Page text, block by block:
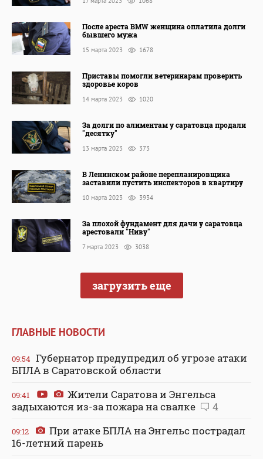
После ареста BMW женщина оплатила долги
бывшего мужа
15 марта 2023 1678
Приставы помогли ветеринарам проверить
здоровье коров
14 марта 2023 1020
За долги по алиментам у саратовца продали
"десятку"
13 марта 2023 373
В Ленинском районе перепланировщика
заставили пустить инспекторов в квартиру
10 марта 2023 3934
За плохой фундамент для дачи у саратовца
арестовали "Ниву"
7 марта 2023 3038
загрузить еще
ГЛАВНЫЕ НОВОСТИ
09:54 Губернатор предупредил об угрозе атаки
БПЛА в Саратовской области
09:41
Жители Саратова и Энгельса
задыхаются из-за пожара на свалке
4
09:12
При атаке БПЛА на Энгельс пострадал
16-летний парень